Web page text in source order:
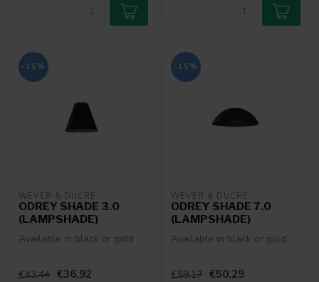
-15%
WEVER & DUCRÉ
ODREY SHADE 3.0
(LAMPSHADE)
Available in black or gold
€43,44 €36,92
-15%
WEVER & DUCRÉ
ODREY SHADE 7.0
(LAMPSHADE)
Available in black or gold
€59,17 €50,29